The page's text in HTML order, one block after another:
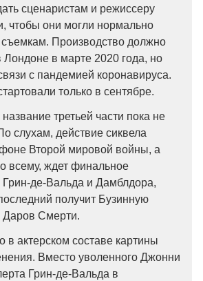
сценаристам и режиссеру
чтобы они могли нормально
съемкам. Производство должно
Лондоне в марте 2020 года, но
с пандемией коронавируса.
только в сентябре.
третьей части пока не
слухам, действие сиквела
Второй мировой войны, а
всему, ждет финальное
Грин-де-Вальда и Дамблдора,
получит Бузинную
Даров Смерти.
в актерском составе картины
Вместо уволенного Джонни
Грин-де-Вальда в